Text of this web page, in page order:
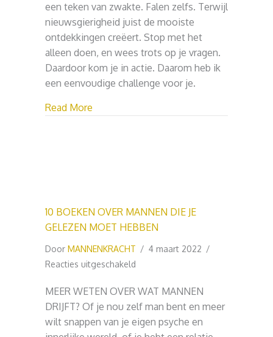
een teken van zwakte. Falen zelfs. Terwijl
nieuwsgierigheid juist de mooiste
ontdekkingen creëert. Stop met het
alleen doen, en wees trots op je vragen.
Daardoor kom je in actie. Daarom heb ik
een eenvoudige challenge voor je.
Read More
10 BOEKEN OVER MANNEN DIE JE
GELEZEN MOET HEBBEN
Door MANNENKRACHT / 4 maart 2022 /
Reacties uitgeschakeld
BOEKEN
OVER
MANNEN
MEER WETEN OVER WAT MANNEN
DRIJFT? Of je nou zelf man bent en meer
wilt snappen van je eigen psyche en